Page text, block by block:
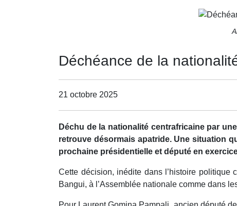
Déchéance de la
21 octobre 2025
Déchu de la nationalité centrafricaine par
retrouve désormais apatride. Une situation
prochaine présidentielle et député en
Cette décision, inédite dans l’histoire politique
Bangui, à l’Assemblée nationale comme dans